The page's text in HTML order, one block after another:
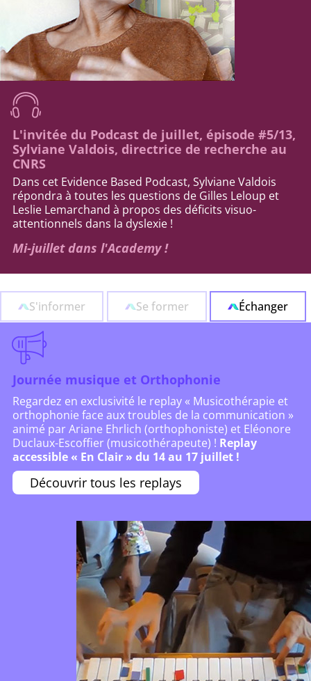
L'invitée du Podcast de juillet, épisode #5/13,
Sylviane Valdois, directrice de recherche au
CNRS
Dans cet Evidence Based Podcast, Sylviane Valdois
répondra à toutes les questions de Gilles Leloup et
Leslie Lemarchand à propos des déficits visuo-
attentionnels dans la dyslexie !
Mi-juillet dans l'Academy !
S'informer Se former Échanger
Journée musique et Orthophonie
Regardez en exclusivité le replay « Musicothérapie et
orthophonie face aux troubles de la communication »
animé par Ariane Ehrlich (orthophoniste) et Eléonore
Duclaux-Escoffier (musicothérapeute) ! Replay
accessible « En Clair » du 14 au 17 juillet !
Découvrir tous les replays